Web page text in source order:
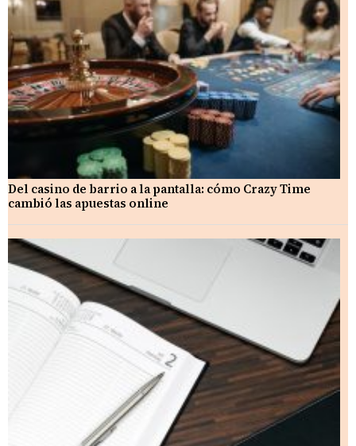
Del casino de barrio a la pantalla: cómo Crazy Time
cambió las apuestas online